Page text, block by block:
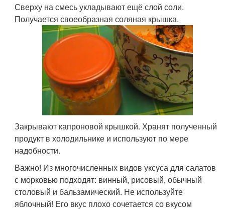
Сверху на смесь укладывают ещё слой соли.
Получается своеобразная соляная крышка.
Закрывают капроновой крышкой. Хранят полученный
продукт в холодильнике и используют по мере
надобности.
Важно! Из многочисленных видов уксуса для салатов
с морковью подходят: винный, рисовый, обычный
столовый и бальзамический. Не используйте
яблочный! Его вкус плохо сочетается со вкусом